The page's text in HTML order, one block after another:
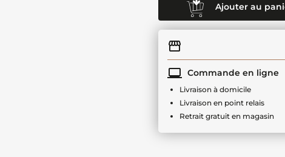
Ajouter au
Commande en ligne
Livraison à domicile
Livraison en point relais
Retrait gratuit en magasin